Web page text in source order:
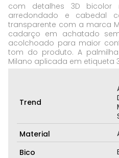
com detalhes 3D
arredondado e cabedal
transparente com a marca
cadarço em achatado
acolchoado para maior
tom do produto. A
Milano aplicada em etiqueta
Trend
Material
Bico